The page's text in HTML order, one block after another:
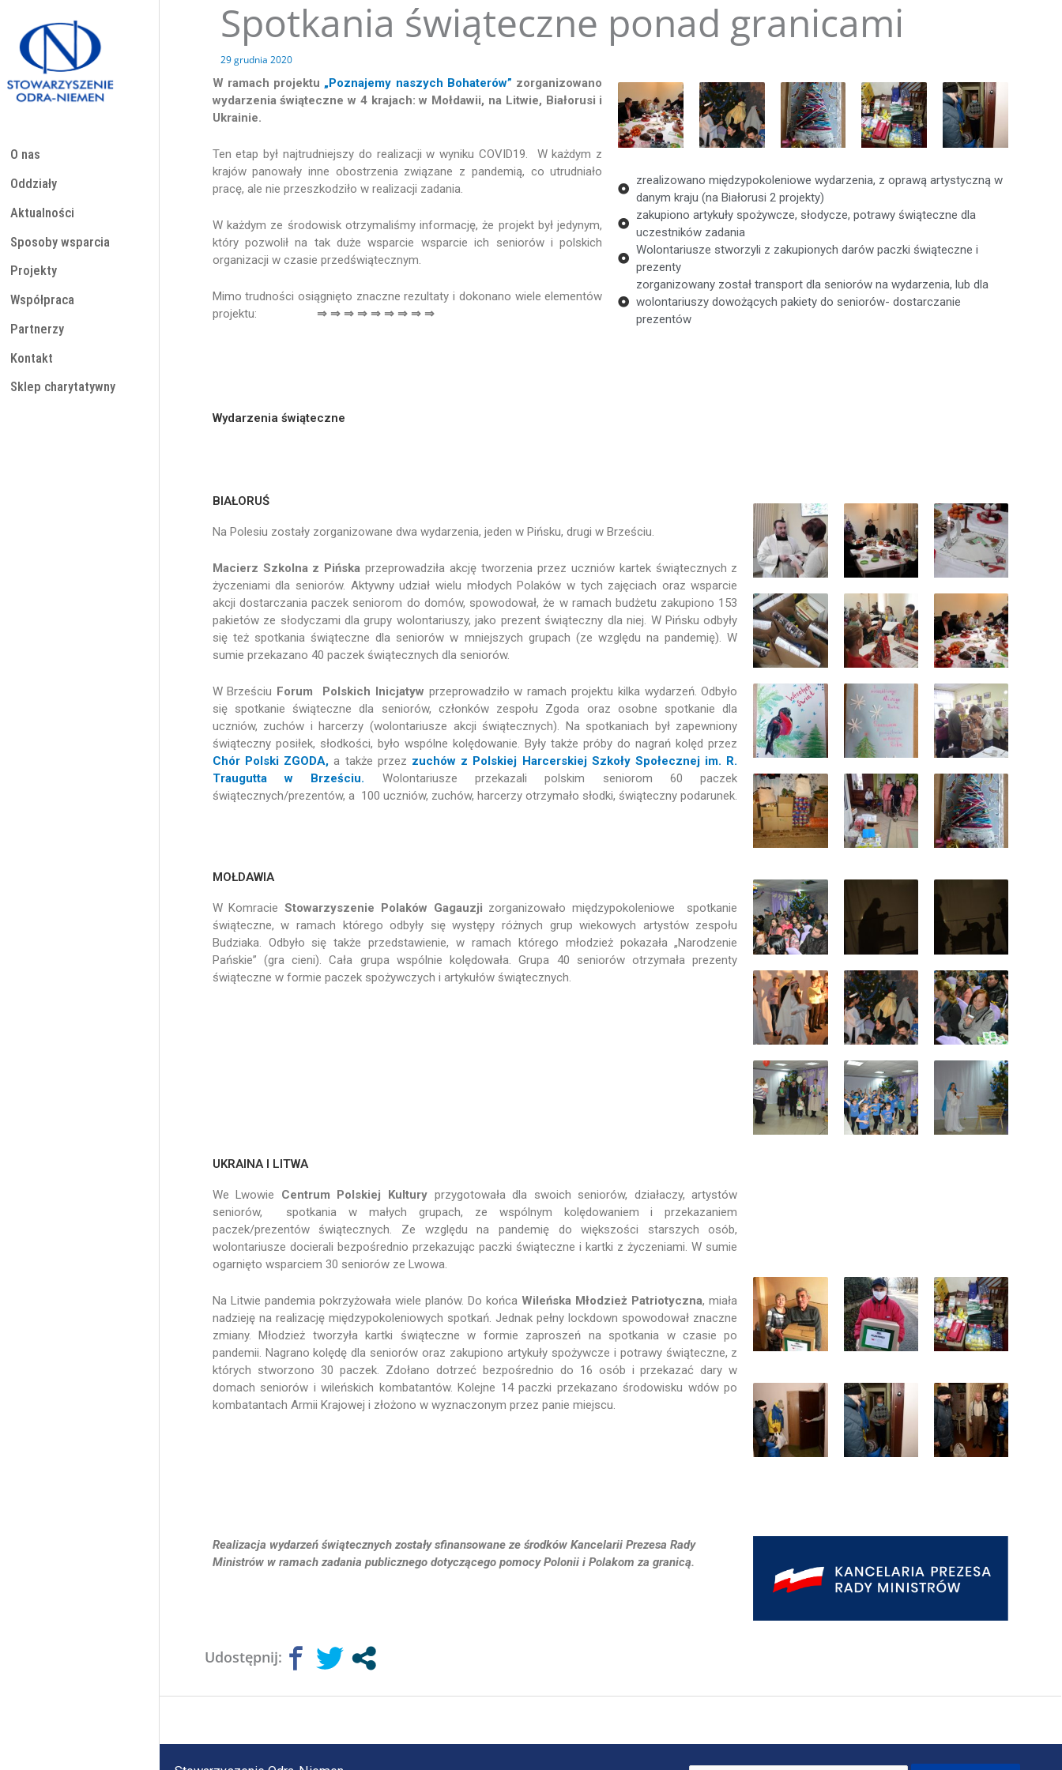
treści
O nas
Oddziały
Aktualności
Sposoby wsparcia
Projekty
Współpraca
Partnerzy
Kontakt
Sklep charytatywny
Spotkania świąteczne ponad granicami
29 grudnia 2020
W ramach projektu „Poznajemy naszych Bohaterów” zorganizowano
wydarzenia świąteczne w 4 krajach: w Mołdawii, na Litwie, Białorusi i
Ukrainie.
Ten etap był najtrudniejszy do realizacji w wyniku COVID19. W każdym z
krajów panowały inne obostrzenia związane z pandemią, co utrudniało
pracę, ale nie przeszkodziło w realizacji zadania.
W każdym ze środowisk otrzymaliśmy informację, że projekt był jedynym,
który pozwolił na tak duże wsparcie wsparcie ich seniorów i polskich
organizacji w czasie przedświątecznym.
Mimo trudności osiągnięto znaczne rezultaty i dokonano wiele elementów
projektu: ⇒ ⇒ ⇒ ⇒ ⇒ ⇒ ⇒ ⇒ ⇒
zrealizowano międzypokoleniowe wydarzenia, z oprawą artystyczną w
danym kraju (na Białorusi 2 projekty)
zakupiono artykuły spożywcze, słodycze, potrawy świąteczne dla
uczestników zadania
Wolontariusze stworzyli z zakupionych darów paczki świąteczne i
prezenty
zorganizowany został transport dla seniorów na wydarzenia, lub dla
wolontariuszy dowożących pakiety do seniorów- dostarczanie
prezentów
Wydarzenia świąteczne
BIAŁORUŚ
Na Polesiu zostały zorganizowane dwa wydarzenia, jeden w Pińsku, drugi w Brześciu.
Macierz Szkolna z Pińska przeprowadziła akcję tworzenia przez uczniów kartek świątecznych z
życzeniami dla seniorów. Aktywny udział wielu młodych Polaków w tych zajęciach oraz wsparcie
akcji dostarczania paczek seniorom do domów, spowodował, że w ramach budżetu zakupiono 153
pakietów ze słodyczami dla grupy wolontariuszy, jako prezent świąteczny dla niej. W Pińsku odbyły
się też spotkania świąteczne dla seniorów w mniejszych grupach (ze względu na pandemię). W
sumie przekazano 40 paczek świątecznych dla seniorów.
W Brześciu Forum Polskich Inicjatyw przeprowadziło w ramach projektu kilka wydarzeń. Odbyło
się spotkanie świąteczne dla seniorów, członków zespołu Zgoda oraz osobne spotkanie dla
uczniów, zuchów i harcerzy (wolontariusze akcji świątecznych). Na spotkaniach był zapewniony
świąteczny posiłek, słodkości, było wspólne kolędowanie. Były także próby do nagrań kolęd przez
Chór Polski ZGODA, a także przez zuchów z Polskiej Harcerskiej Szkoły Społecznej im. R.
Traugutta w Brześciu. Wolontariusze przekazali polskim seniorom 60 paczek
świątecznych/prezentów, a 100 uczniów, zuchów, harcerzy otrzymało słodki, świąteczny podarunek.
MOŁDAWIA
W KomracieStowarzyszenie Polaków Gagauzji zorganizowało międzypokoleniowe spotkanie
świąteczne, w ramach którego odbyły się występy różnych grup wiekowych artystów zespołu
Budziaka. Odbyło się także przedstawienie, w ramach którego młodzież pokazała „Narodzenie
Pańskie” (gra cieni). Cała grupa wspólnie kolędowała. Grupa 40 seniorów otrzymała prezenty
świąteczne w formie paczek spożywczych i artykułów świątecznych.
UKRAINA I LITWA
We Lwowie Centrum Polskiej Kultury przygotowała dla swoich seniorów, działaczy, artystów
seniorów, spotkania w małych grupach, ze wspólnym kolędowaniem i przekazaniem
paczek/prezentów świątecznych. Ze względu na pandemię do większości starszych osób,
wolontariusze docierali bezpośrednio przekazując paczki świąteczne i kartki z życzeniami. W sumie
ogarnięto wsparciem 30 seniorów ze Lwowa.
Na Litwie pandemia pokrzyżowała wiele planów. Do końcaWileńska Młodzież Patriotyczna, miała
nadzieję na realizację międzypokoleniowych spotkań. Jednak pełny lockdown spowodował znaczne
zmiany. Młodzież tworzyła kartki świąteczne w formie zaproszeń na spotkania w czasie po
pandemii. Nagrano kolędę dla seniorów oraz zakupiono artykuły spożywcze i potrawy świąteczne, z
których stworzono 30 paczek. Zdołano dotrzeć bezpośrednio do 16 osób i przekazać dary w
domach seniorów i wileńskich kombatantów. Kolejne 14 paczki przekazano środowisku wdów po
kombatantach Armii Krajowej i złożono w wyznaczonym przez panie miejscu.
Realizacja wydarzeń świątecznych zostały sfinansowane ze środków Kancelarii Prezesa Rady
Ministrów w ramach zadania publicznego dotyczącego pomocy Polonii i Polakom za granicą.
Udostępnij: